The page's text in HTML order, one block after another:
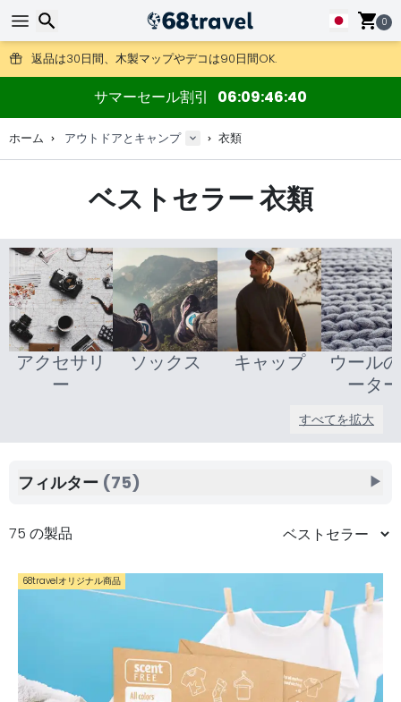
0
DHL Expressもご利用いただけます。
返品は30日間、木製マップやデコは90日間OK.
アウトドア用品やアクセサリーが超お得な価格！
サマーセール割引 06 09 46 38
ホーム アウトドアとキャンプ 衣類
ベストセラー 衣類
アクセサリ
ー
ソックス キャップ
ウール
ーター
すべてを拡大
75 の製品
68travelオリジナル商品
フィルター (75) ▶
検索